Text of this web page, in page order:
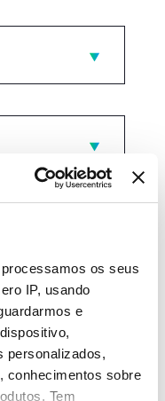
processamos os seus
IP, usando
e
personalizados,
conhecimentos sobre
Tem